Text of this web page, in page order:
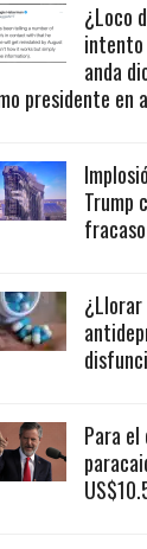
¿Loco
intento
anda
presidente en
Trump
Para el